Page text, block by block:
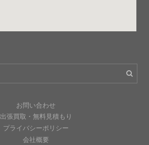
お問い合わせ
出張買取・無料見積もり
プライバシーポリシー
会社概要